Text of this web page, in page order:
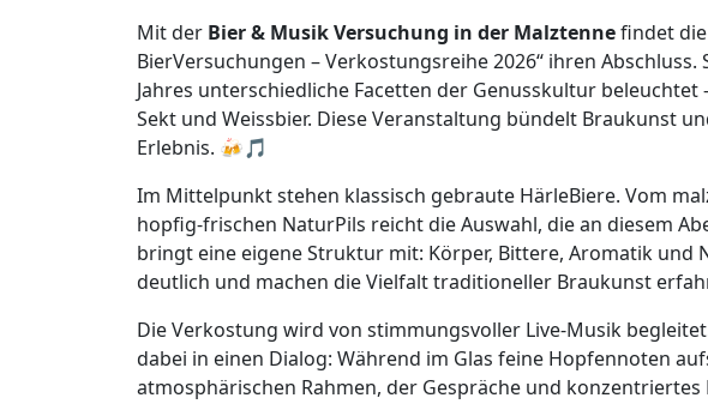
Mit der Bier & Musik Versuchung in der Malztennefindet die
BierVersuchungen – Verkostungsreihe 2026“ ihren Abschluss.
Jahres unterschiedliche Facetten der Genusskultur beleuchtet
Sekt und Weissbier. Diese Veranstaltung bündelt Braukunst
Erlebnis. 🍻🎵
Im Mittelpunkt stehen klassisch gebraute HärleBiere. Vom
hopfig-frischen NaturPils reicht die Auswahl, die an diesem
bringt eine eigene Struktur mit: Körper, Bittere, Aromatik und
deutlich und machen die Vielfalt traditioneller Braukunst
Die Verkostung wird von stimmungsvoller Live-Musik
dabei in einen Dialog: Während im Glas feine Hopfennoten
atmosphärischen Rahmen, der Gespräche und